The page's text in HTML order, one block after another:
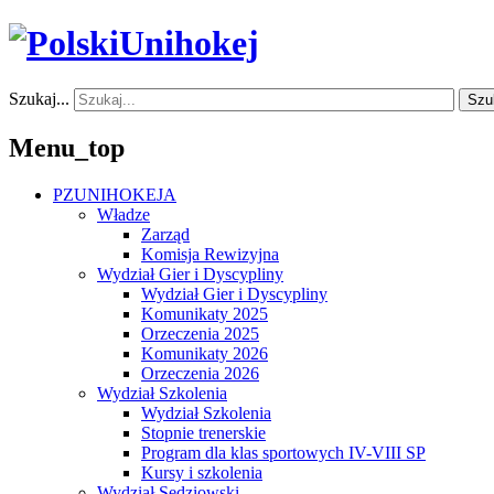
Szukaj...
Menu_top
PZUNIHOKEJA
Władze
Zarząd
Komisja Rewizyjna
Wydział Gier i Dyscypliny
Wydział Gier i Dyscypliny
Komunikaty 2025
Orzeczenia 2025
Komunikaty 2026
Orzeczenia 2026
Wydział Szkolenia
Wydział Szkolenia
Stopnie trenerskie
Program dla klas sportowych IV-VIII SP
Kursy i szkolenia